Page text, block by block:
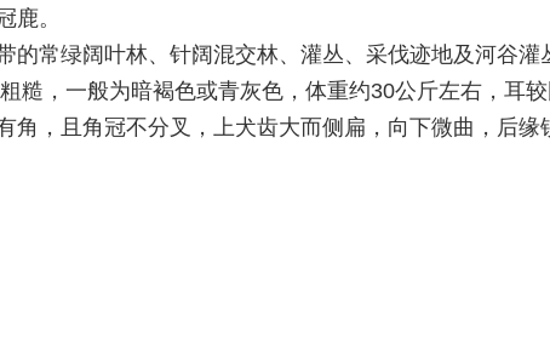
鹿。
的常绿阔叶林、针阔混交林、灌丛、采伐迹地及河谷
糙，一般为暗褐色或青灰色，体重约30公斤左右，耳
角，且角冠不分叉，上犬齿大而侧扁，向下微曲，后